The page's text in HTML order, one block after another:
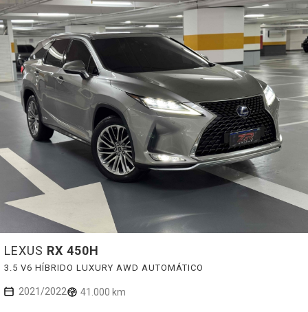
LEXUS RX 450H
3.5 V6 HÍBRIDO LUXURY AWD AUTOMÁTICO
2021/2022 41.000 km